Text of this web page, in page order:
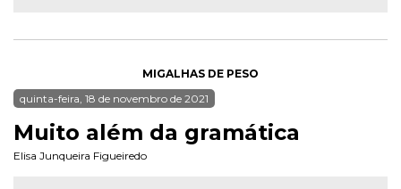
MIGALHAS DE PESO
quinta-feira, 18 de novembro de 2021
Muito além da gramática
Elisa Junqueira Figueiredo